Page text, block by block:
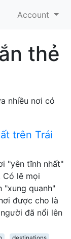
Account
thẻ
nhiều nơi có
trên Trái
"yên tĩnh nhất"
Có lẽ mọi
"xung quanh"
được cho là
đã nổi lên